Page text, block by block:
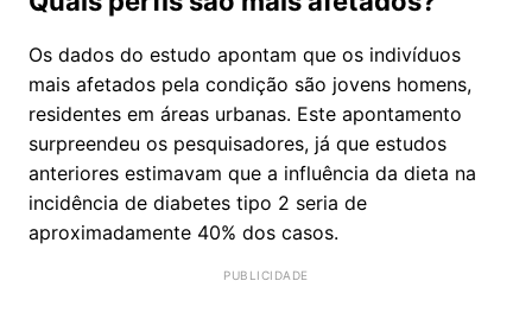
Os dados do estudo apontam que os indivíduos
mais afetados pela condição são jovens homens,
residentes em áreas urbanas. Este apontamento
surpreendeu os pesquisadores, já que estudos
anteriores estimavam que a influência da dieta na
incidência de diabetes tipo 2 seria de
aproximadamente 40% dos casos.